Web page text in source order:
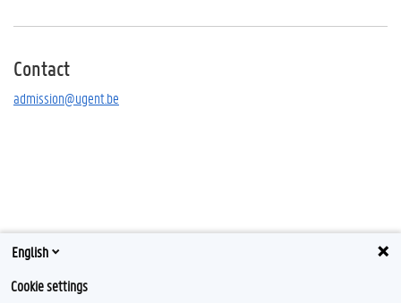
Contact
admission@ugent.be
English
Cookie settings